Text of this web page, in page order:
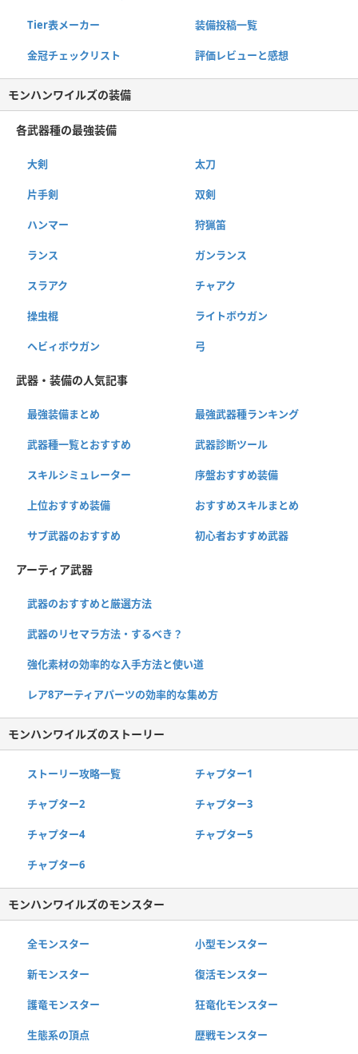
Tier表メーカー 装備投稿一覧
金冠チェックリスト 評価レビューと感想
モンハンワイルズの装備
各武器種の最強装備
大剣 太刀
片手剣 双剣
ハンマー 狩猟笛
ランス ガンランス
スラアク チャアク
操虫棍 ライトボウガン
ヘビィボウガン 弓
武器・装備の人気記事
最強装備まとめ 最強武器種ランキング
武器種一覧とおすすめ 武器診断ツール
スキルシミュレーター 序盤おすすめ装備
上位おすすめ装備 おすすめスキルまとめ
サブ武器のおすすめ 初心者おすすめ武器
アーティア武器
武器のおすすめと厳選方法
武器のリセマラ方法・するべき？
強化素材の効率的な入手方法と使い道
レア8アーティアパーツの効率的な集め方
モンハンワイルズのストーリー
ストーリー攻略一覧 チャプター1
チャプター2 チャプター3
チャプター4 チャプター5
チャプター6
モンハンワイルズのモンスター
全モンスター 小型モンスター
新モンスター 復活モンスター
護竜モンスター 狂竜化モンスター
生態系の頂点 歴戦モンスター